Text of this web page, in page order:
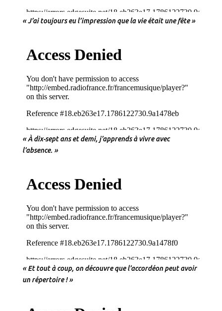
« J’ai toujours eu l’impression que la vie était une fête »
« À dix-sept ans et demi, j’apprends à vivre avec
l’absence. »
« Et tout à coup, on découvre que l’accordéon peut avoir
un répertoire ! »